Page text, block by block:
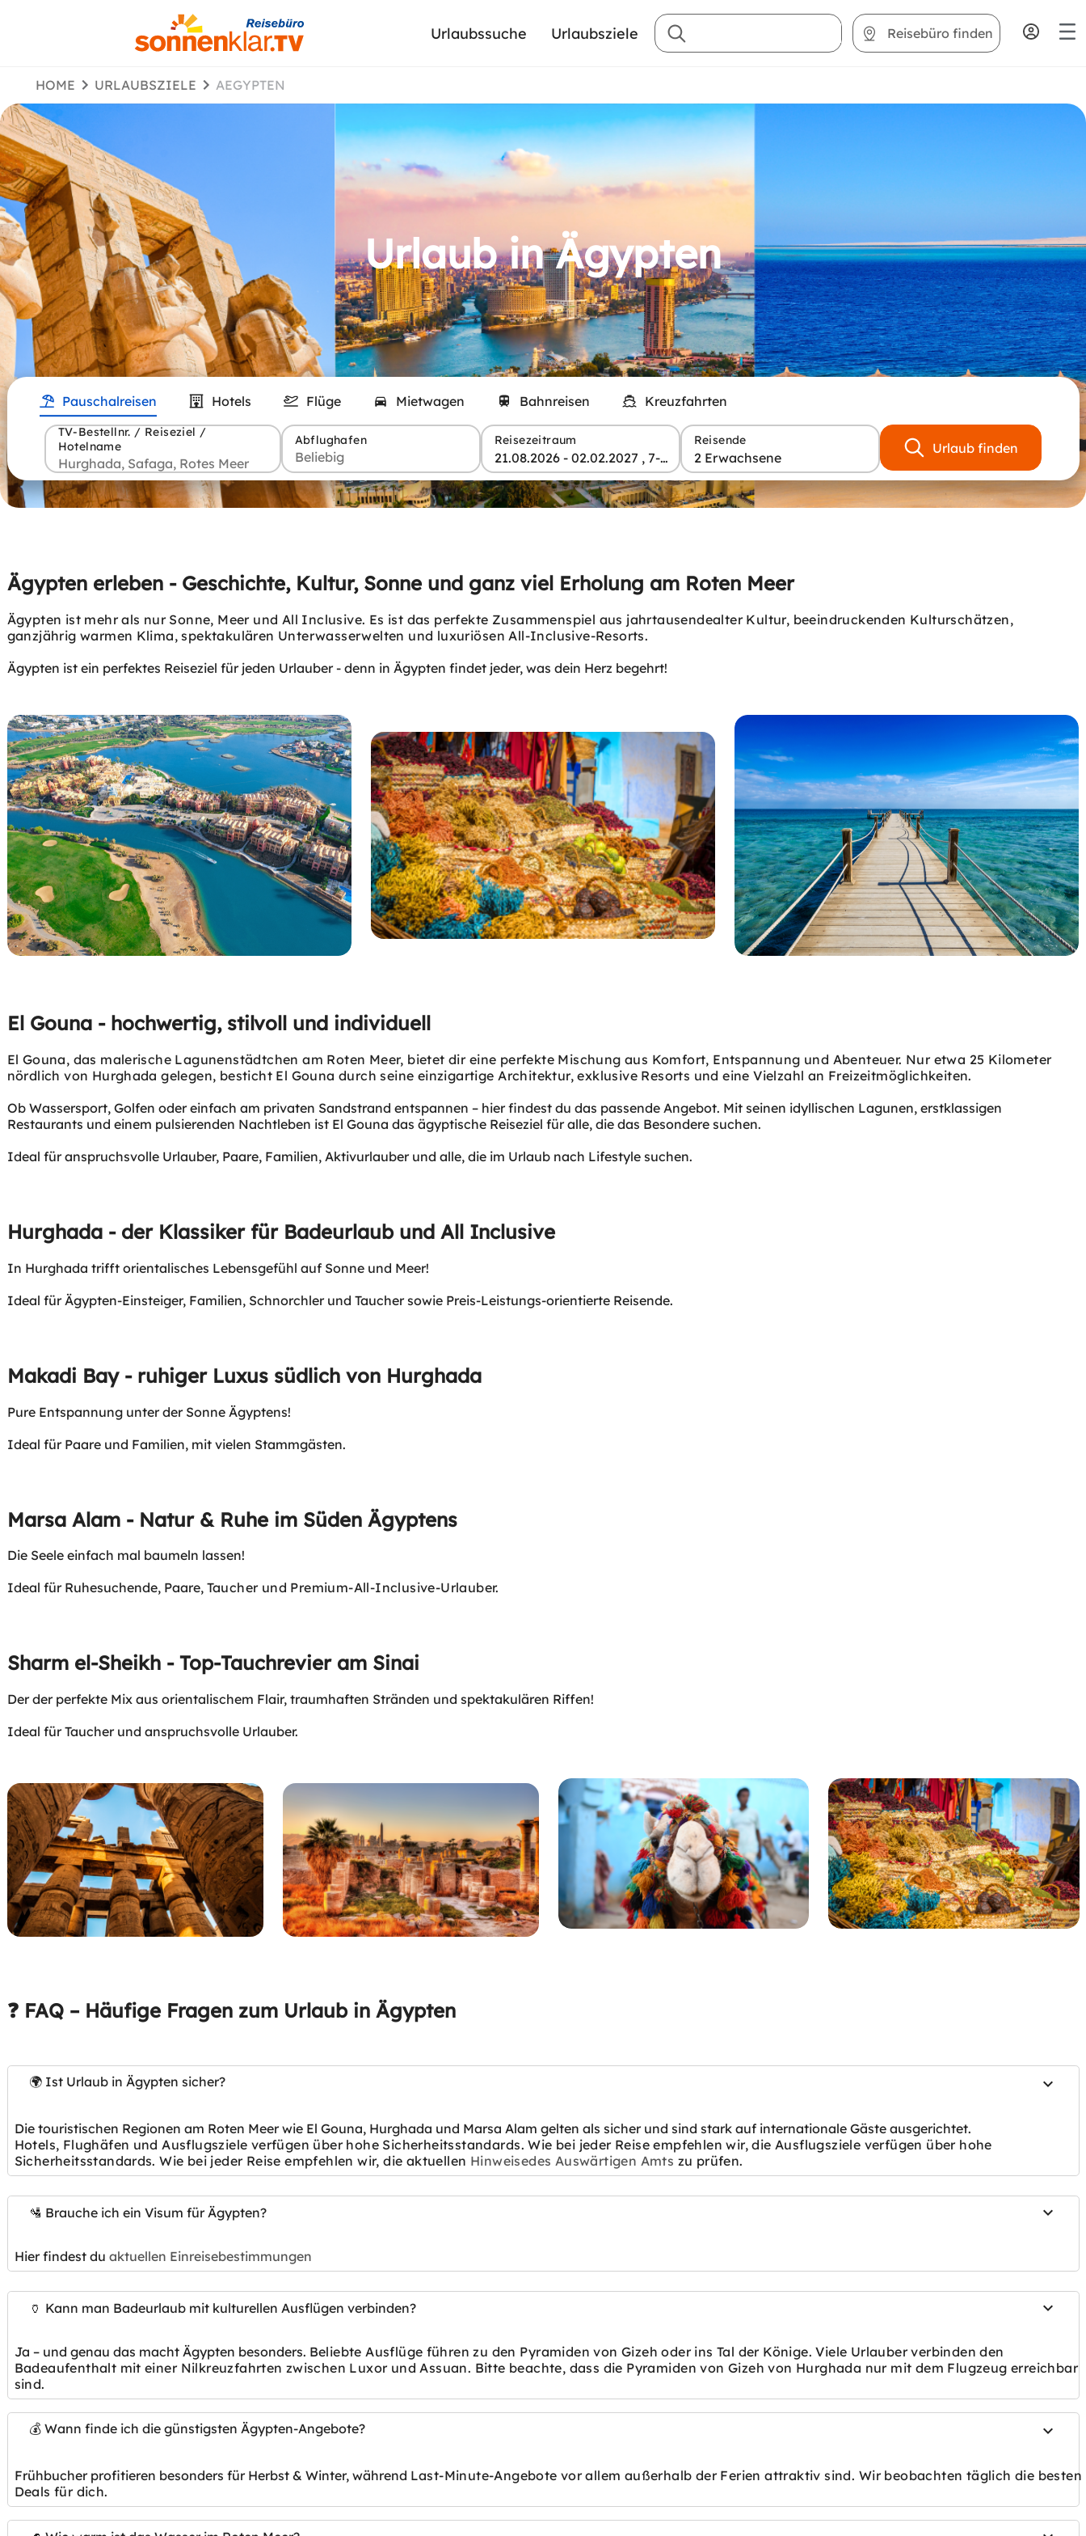
Urlaubssuche Urlaubsziele Reisebüro finden
HOME URLAUBSZIELE AEGYPTEN
Urlaub in Ägypten
Pauschalreisen Hotels Flüge Mietwagen Bahnreisen Kreuzfahrten
TV-Bestellnr. / Reiseziel /
Hotelname
Abflughafen Reisezeitraum
21.08.2026 - 02.02.2027 , 7-28 Tage
Reisende
2 Erwachsene
Urlaub finden
Ägypten erleben - Geschichte, Kultur, Sonne und ganz viel Erholung am Roten Meer
Ägypten ist mehr als nur Sonne, Meer und All Inclusive. Es ist das perfekte Zusammenspiel aus jahrtausendealter Kultur, beeindruckenden Kulturschätzen,
ganzjährig warmen Klima, spektakulären Unterwasserwelten und luxuriösen All-Inclusive-Resorts.
Ägypten ist ein perfektes Reiseziel für jeden Urlauber - denn in Ägypten findet jeder, was dein Herz begehrt!
El Gouna - hochwertig, stilvoll und individuell
El Gouna, das malerische Lagunenstädtchen am Roten Meer, bietet dir eine perfekte Mischung aus Komfort, Entspannung und Abenteuer. Nur etwa 25 Kilometer
nördlich von Hurghada gelegen, besticht El Gouna durch seine einzigartige Architektur, exklusive Resorts und eine Vielzahl an Freizeitmöglichkeiten.
Ob Wassersport, Golfen oder einfach am privaten Sandstrand entspannen – hier findest du das passende Angebot. Mit seinen idyllischen Lagunen, erstklassigen
Restaurants und einem pulsierenden Nachtleben ist El Gouna das ägyptische Reiseziel für alle, die das Besondere suchen.
Ideal für anspruchsvolle Urlauber, Paare, Familien, Aktivurlauber und alle, die im Urlaub nach Lifestyle suchen.
Hurghada - der Klassiker für Badeurlaub und All Inclusive
In Hurghada trifft orientalisches Lebensgefühl auf Sonne und Meer!
Ideal für Ägypten-Einsteiger, Familien, Schnorchler und Taucher sowie Preis-Leistungs-orientierte Reisende.
Makadi Bay - ruhiger Luxus südlich von Hurghada
Pure Entspannung unter der Sonne Ägyptens!
Ideal für Paare und Familien, mit vielen Stammgästen.
Marsa Alam - Natur & Ruhe im Süden Ägyptens
Die Seele einfach mal baumeln lassen!
Ideal für Ruhesuchende, Paare, Taucher und Premium-All-Inclusive-Urlauber.
Sharm el-Sheikh - Top-Tauchrevier am Sinai
Der der perfekte Mix aus orientalischem Flair, traumhaften Stränden und spektakulären Riffen!
Ideal für Taucher und anspruchsvolle Urlauber.
❓ FAQ – Häufige Fragen zum Urlaub in Ägypten
🌍 Ist Urlaub in Ägypten sicher?
Die touristischen Regionen am Roten Meer wie El Gouna, Hurghada und Marsa Alam gelten als sicher und sind stark auf internationale Gäste ausgerichtet.
Hotels, Flughäfen und Ausflugsziele verfügen über hohe Sicherheitsstandards. Wie bei jeder Reise empfehlen wir, die Ausflugsziele verfügen über hohe
Sicherheitsstandards. Wie bei jeder Reise empfehlen wir, die aktuellen Hinweisedes Auswärtigen Amts zu prüfen.
🛂 Brauche ich ein Visum für Ägypten?
Hier findest du aktuellen Einreisebestimmungen
🏺 Kann man Badeurlaub mit kulturellen Ausflügen verbinden?
Ja – und genau das macht Ägypten besonders. Beliebte Ausflüge führen zu den Pyramiden von Gizeh oder ins Tal der Könige. Viele Urlauber verbinden den
Badeaufenthalt mit einer Nilkreuzfahrten zwischen Luxor und Assuan. Bitte beachte, dass die Pyramiden von Gizeh von Hurghada nur mit dem Flugzeug erreichbar
sind.
💰 Wann finde ich die günstigsten Ägypten-Angebote?
Frühbucher profitieren besonders für Herbst & Winter, während Last-Minute-Angebote vor allem außerhalb der Ferien attraktiv sind. Wir beobachten täglich die besten
Deals für dich.